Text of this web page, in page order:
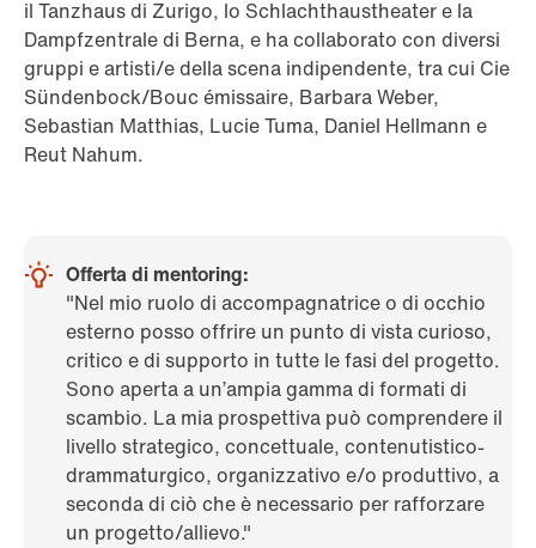
il Tanzhaus di Zurigo, lo Schlachthaustheater e la
Dampfzentrale di Berna, e ha collaborato con diversi
gruppi e artisti/e della scena indipendente, tra cui Cie
Sündenbock/Bouc émissaire, Barbara Weber,
Sebastian Matthias, Lucie Tuma, Daniel Hellmann e
Reut Nahum.
Offerta di mentoring:
"Nel mio ruolo di accompagnatrice o di occhio
esterno posso offrire un punto di vista curioso,
critico e di supporto in tutte le fasi del progetto.
Sono aperta a un’ampia gamma di formati di
scambio. La mia prospettiva può comprendere il
livello strategico, concettuale, contenutistico-
drammaturgico, organizzativo e/o produttivo, a
seconda di ciò che è necessario per rafforzare
un progetto/allievo."